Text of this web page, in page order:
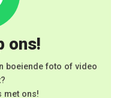
ons!
boeiende foto of video
met ons!